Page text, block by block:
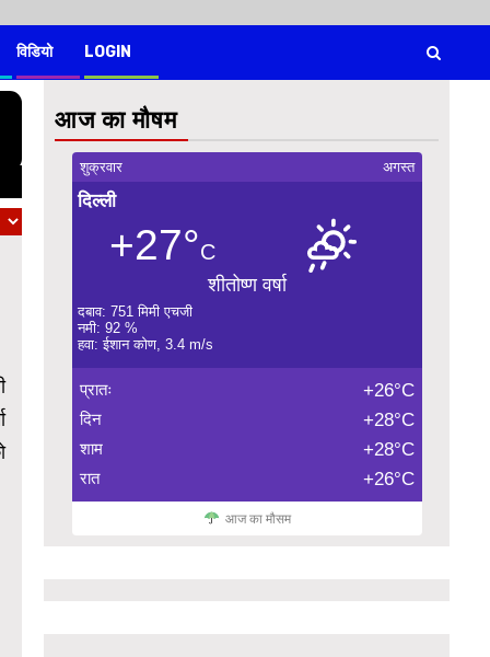
विडियो LOGIN
आज का मौषम
शुक्रवार अगस्त
दिल्ली
+27°C
शीतोष्ण वर्षा
दबाव: 751 मिमी एचजी
नमी: 92 %
हवा: ईशान कोण, 3.4 m/s
प्रातः +26°C
दिन +28°C
शाम +28°C
रात +26°C
आज का मौसम